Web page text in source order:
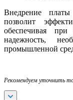
Внедрение
позволит
обеспечивая
надежность,
промышленной
Рекомендуем уточнить